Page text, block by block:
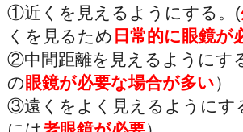
①近くを見えるようにする。(
くを見るため 日常的に眼鏡が
②中間距離を見えるようにす
の 眼鏡が必要な場合が多い）
③遠くをよく見えるようにす